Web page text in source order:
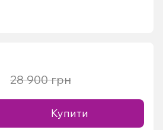
28 900 грн
Купити